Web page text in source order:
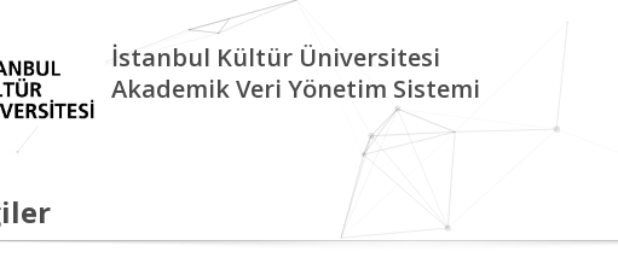
İstanbul Kültür Üniversitesi
Akademik Veri Yönetim Sistemi